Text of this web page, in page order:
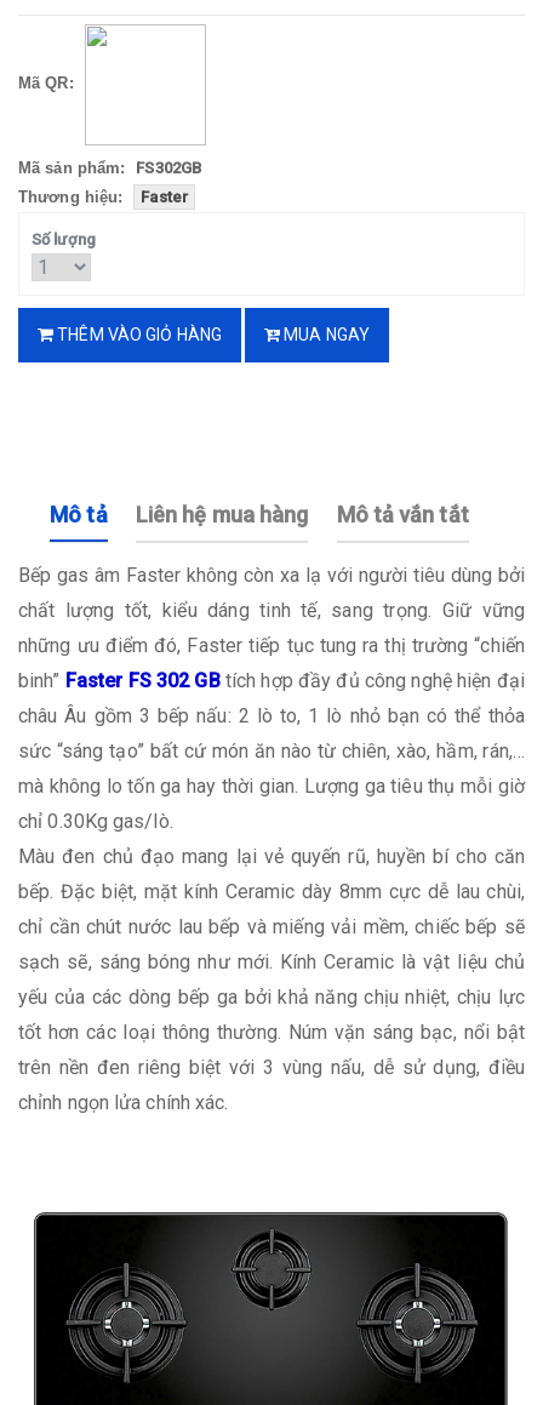
Mã QR:
Mã sản phẩm:
FS302GB
Thương hiệu:
Faster
Số lượng
THÊM VÀO GIỎ HÀNG MUA NGAY
Mô tả Liên hệ mua hàng Mô tả vắn tắt
Bếp gas âm Faster không còn xa lạ với người tiêu dùng bởi
chất lượng tốt, kiểu dáng tinh tế, sang trọng. Giữ vững
những ưu điểm đó, Faster tiếp tục tung ra thị trường “chiến
binh” Faster FS 302 GB tích hợp đầy đủ công nghệ hiện đại
châu Âu gồm 3 bếp nấu: 2 lò to, 1 lò nhỏ bạn có thể thỏa
sức “sáng tạo” bất cứ món ăn nào từ chiên, xào, hầm, rán,…
mà không lo tốn ga hay thời gian. Lượng ga tiêu thụ mỗi giờ
chỉ 0.30Kg gas/lò.
Màu đen chủ đạo mang lại vẻ quyến rũ, huyền bí cho căn
bếp. Đặc biệt, mặt kính Ceramic dày 8mm cực dễ lau chùi,
chỉ cần chút nước lau bếp và miếng vải mềm, chiếc bếp sẽ
sạch sẽ, sáng bóng như mới. Kính Ceramic là vật liệu chủ
yếu của các dòng bếp ga bởi khả năng chịu nhiệt, chịu lực
tốt hơn các loại thông thường. Núm vặn sáng bạc, nổi bật
trên nền đen riêng biệt với 3 vùng nấu, dễ sử dụng, điều
chỉnh ngọn lửa chính xác.